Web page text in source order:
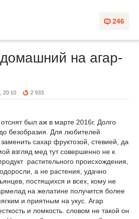
246
на агар-
20:10 2 933
был аж в марте 2016г. Долго
безобразия. Для любителей
сахар фруктозой, стевией, да
взгляд мед тут совершенно не к
растительного происхождения,
а не растения, удачно
постящихся и всех, кому не
на желатине получится более
и приятным на укус. Агар
и ломкость. словом не такой он